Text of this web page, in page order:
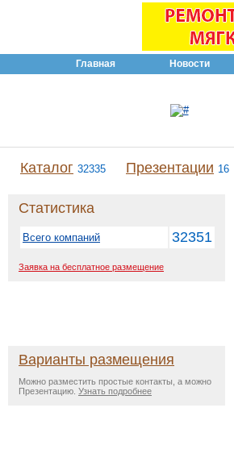
Главная Новости
Каталог 32335 Презентации 16
Статистика
Всего компаний 32351
Заявка на бесплатное размещение
Варианты размещения
Можно разместить простые контакты, а можно
Презентацию. Узнать подробнее